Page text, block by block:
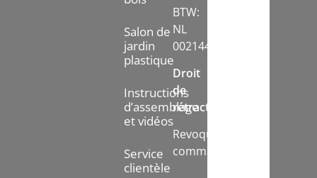
Salon de
jardin
plastique
Instructions
d’assemblage
et vidéos
Service
clientèle
BTW:
NL
002144778B71
Droit
de
rétractation:
Revoquer
commande